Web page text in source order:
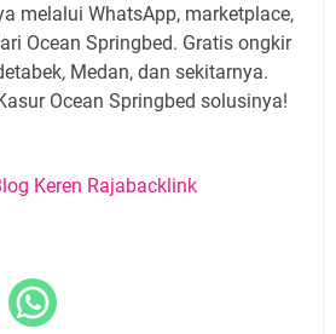
melalui WhatsApp, marketplace,
Ocean Springbed. Gratis ongkir
Medan, dan sekitarnya.
Ocean Springbed solusinya!